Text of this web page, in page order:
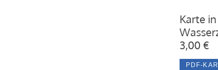
Karte
3,00 €